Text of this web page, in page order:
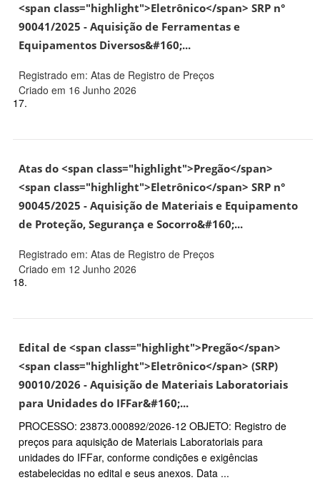
<span class="highlight">Eletrônico</span> SRP n°
90041/2025 - Aquisição de Ferramentas e
Equipamentos Diversos&#160;...
Registrado em: Atas de Registro de Preços
Criado em 16 Junho 2026
17.
Atas do <span class="highlight">Pregão</span>
<span class="highlight">Eletrônico</span> SRP n°
90045/2025 - Aquisição de Materiais e Equipamento
de Proteção, Segurança e Socorro&#160;...
Registrado em: Atas de Registro de Preços
Criado em 12 Junho 2026
18.
Edital de <span class="highlight">Pregão</span>
<span class="highlight">Eletrônico</span> (SRP)
90010/2026 - Aquisição de Materiais Laboratoriais
para Unidades do IFFar&#160;...
PROCESSO: 23873.000892/2026-12 OBJETO: Registro de
preços para aquisição de Materiais Laboratoriais para
unidades do IFFar, conforme condições e exigências
estabelecidas no edital e seus anexos. Data ...